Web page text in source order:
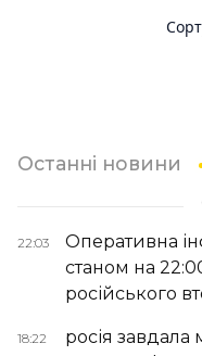
Останні новини
22:03
Оперативна
станом на
російського
18:22
росія завдала